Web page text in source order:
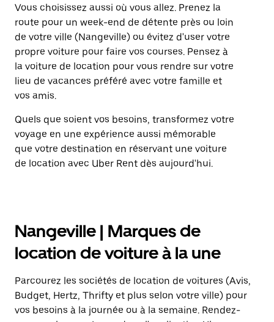
Vous choisissez aussi où vous allez. Prenez la
route pour un week-end de détente près ou loin
de votre ville (Nangeville) ou évitez d'user votre
propre voiture pour faire vos courses. Pensez à
la voiture de location pour vous rendre sur votre
lieu de vacances préféré avec votre famille et
vos amis.
Quels que soient vos besoins, transformez votre
voyage en une expérience aussi mémorable
que votre destination en réservant une voiture
de location avec Uber Rent dès aujourd'hui.
Nangeville | Marques de
location de voiture à la une
Parcourez les sociétés de location de voitures (Avis,
Budget, Hertz, Thrifty et plus selon votre ville) pour
vos besoins à la journée ou à la semaine. Rendez-